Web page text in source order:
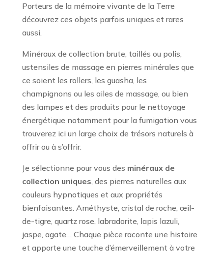
Porteurs de la mémoire vivante de la Terre
découvrez ces objets parfois uniques et rares
aussi.
Minéraux de collection brute, taillés ou polis,
ustensiles de massage en pierres minérales que
ce soient les rollers, les guasha, les
champignons ou les ailes de massage, ou bien
des lampes et des produits pour le nettoyage
énergétique notamment pour la fumigation vous
trouverez ici un large choix de trésors naturels à
offrir ou à s’offrir.
Je sélectionne pour vous des minéraux de
collection uniques , des pierres naturelles aux
couleurs hypnotiques et aux propriétés
bienfaisantes. Améthyste, cristal de roche, œil-
de-tigre, quartz rose, labradorite, lapis lazuli,
jaspe, agate… Chaque pièce raconte une histoire
et apporte une touche d’émerveillement à votre